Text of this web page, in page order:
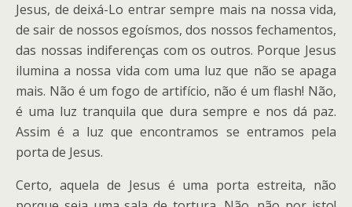
Jesus, de deixá-Lo entrar sempre mais na nossa vida,
de sair de nossos egoísmos, dos nossos fechamentos,
das nossas indiferenças com os outros. Porque Jesus
ilumina a nossa vida com uma luz que não se apaga
mais. Não é um fogo de artifício, não é um flash! Não,
é uma luz tranquila que dura sempre e nos dá paz.
Assim é a luz que encontramos se entramos pela
porta de Jesus.
Certo, aquela de Jesus é uma porta estreita, não